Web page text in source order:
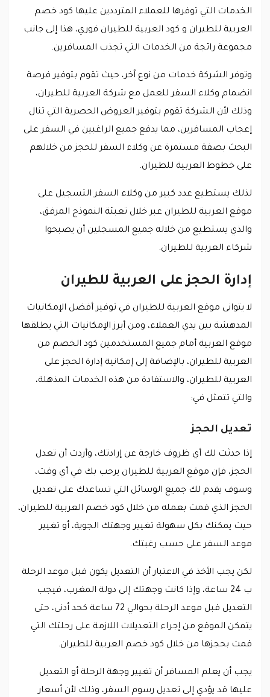
الخدمات التي توفرها للعملاء المترددين عليها كود خصم
العربية للطيران و كود العربية للطيران فوري، هذا إلى جانب
مجموعة رائجة من الخدمات التي تجذب المسافرين.
وتوفر الشركة خدمات من نوع آخر، حيث تقوم بتوفير فرصة
انضمام وكلاء السفر للعمل مع شركة العربية للطيران،
وذلك لأن الشركة تقوم بتوفير العروض الحصرية التي تنال
إعجاب المسافرين، مما يدفع جميع الراغبين في السفر على
البحث بصفة مستمرة عن وكلاء السفر للحجز من خلالهم
على خطوط العربية للطيران.
لذلك يستطيع عدد كبير من وكلاء السفر التسجيل على
موقع العربية للطيران عبر خلال تعبئة النموذج المرفق،
والذي يستطيع من خلاله جميع المسجلين أن يصبحوا
شركاء العربية للطيران.
إدارة الحجز على العربية للطيران
لا يتوانى موقع العربية للطيران في توفير أفضل الإمكانيات
المدهشة بين يدي العملاء، ومن أبرز الإمكانيات التي يطلقها
موقع العربية أمام جميع المستخدمين كود الخصم من
العربية للطيران، بالإضافة إلى إمكانية إدارة الحجز على
العربية للطيران، والاستفادة من هذه الخدمات المذهلة،
والتي تتمثل في:
تعديل الحجز
إذا حدثت لك أي ظروف خارجة عن إرادتك، وأردت أن تعدل
الحجز، فإن موقع العربية للطيران يرحب بك في أي وقت،
وسوف يقدم لك جميع الوسائل التي تساعدك على تعديل
الحجز الذي قمت بعمله من خلال كود خصم العربية للطيران،
حيث يمكنك بكل سهولة تغيير وجهتك الجوية، أو تغيير
موعد السفر على حسب رغبتك.
لكن يجب الأخذ في الاعتبار أن التعديل يكون قبل موعد الرحلة
ب 24 ساعة، وإذا كانت وجهتك إلى دولة المغرب، فيجب
التعديل قبل موعد الرحلة بحوالي 72 ساعة كحد أدنى، حتى
يتمكن الموقع من إجراء التعديلات اللازمة على رحلتك التي
قمت بحجزها من خلال كود خصم العربية للطيران.
يجب أن يعلم المسافر أن تغيير وجهة الرحلة أو التعديل
عليها قد يؤدي إلى تعديل رسوم السفر، وذلك لأن أسعار